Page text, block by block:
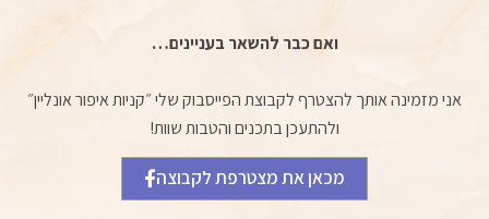
ואם כבר להשאר בעניינים…
אני מזמינה אותך להצטרף לקבוצת הפייסבוק שלי ״קניות איפור אונליין״
ולהתעכן בתכנים והטבות שוות!
מכאן את מצטרפת לקבוצה